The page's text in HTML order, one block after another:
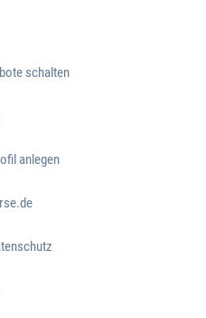
schalten
anlegen